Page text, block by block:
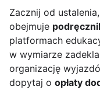
Zacznij od
obejmuje
platformach
w wymiarze
organizację
dopytaj o opłaty